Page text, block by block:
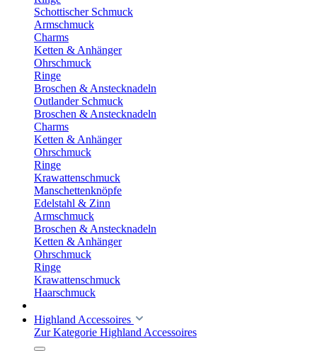
Schottischer Schmuck
Armschmuck
Charms
Ketten & Anhänger
Ohrschmuck
Ringe
Broschen & Anstecknadeln
Outlander Schmuck
Broschen & Anstecknadeln
Charms
Ketten & Anhänger
Ohrschmuck
Ringe
Krawattenschmuck
Manschettenknöpfe
Edelstahl & Zinn
Armschmuck
Broschen & Anstecknadeln
Ketten & Anhänger
Ohrschmuck
Ringe
Krawattenschmuck
Haarschmuck
Highland Accessoires
Zur Kategorie Highland Accessoires